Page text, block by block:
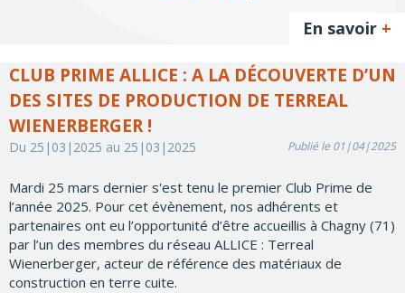
En savoir +
CLUB PRIME ALLICE : A LA DÉCOUVERTE D’UN
DES SITES DE PRODUCTION DE TERREAL
WIENERBERGER !
Du 25|03|2025 au 25|03|2025 Publié le 01|04|2025
Mardi 25 mars dernier s'est tenu le premier Club Prime de
l’année 2025. Pour cet évènement, nos adhérents et
partenaires ont eu l’opportunité d’être accueillis à Chagny (71)
par l’un des membres du réseau ALLICE : Terreal
Wienerberger, acteur de référence des matériaux de
construction en terre cuite.